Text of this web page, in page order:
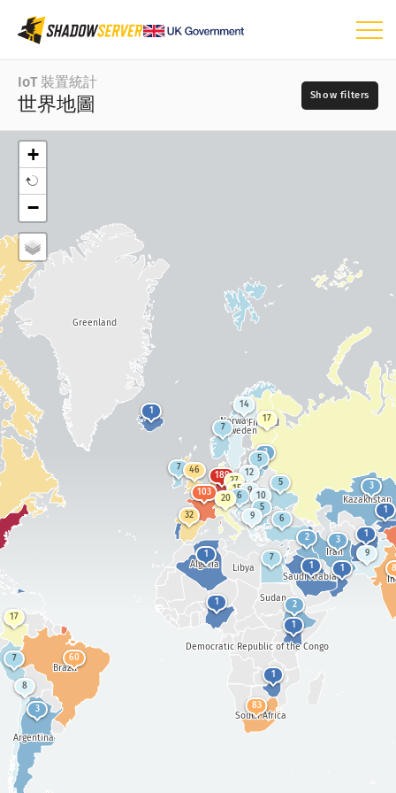
儀表板
一般統計
IoT 裝置統計
世界地圖
區域地圖
根據國家的矩形式樹狀結構圖
根據廠商的矩形式樹狀結構圖
根據類型的矩形式樹狀結構圖
根據型號的矩形式樹狀結構圖
時間序列
視覺化
攻擊統計：漏洞
攻擊統計：裝置
協助
IoT 裝置統計
世界地圖
天
廠商
類型
型號
for 群體/GDP
資料集
資料規模
Argentina
Democratic Republic of the Congo
South Africa
Kazakhstan
Brazil
Norway
Sweden
Finland
Libya
Sudan
Iran
Saudi Arabia
Algeria
Greenland
1
3
15
5
60
8
17
27
189
1 7
32
2
17
103
9
6 9
7
2 3
1
20
1
1
3
5
3
1
7
1
7
9
12
10
1
14
6
5
46
83
1
+
−